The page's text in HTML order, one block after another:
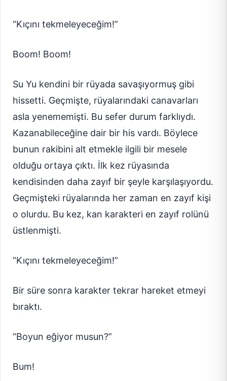
“Kıçını tekmeleyeceğim!”
Boom! Boom!
Su Yu kendini bir rüyada savaşıyormuş gibi
hissetti. Geçmişte, rüyalarındaki canavarları
asla yenememişti. Bu sefer durum farklıydı.
Kazanabileceğine dair bir his vardı. Böylece
bunun rakibini alt etmekle ilgili bir mesele
olduğu ortaya çıktı. İlk kez rüyasında
kendisinden daha zayıf bir şeyle karşılaşıyordu.
Geçmişteki rüyalarında her zaman en zayıf kişi
o olurdu. Bu kez, kan karakteri en zayıf rolünü
üstlenmişti.
“Kıçını tekmeleyeceğim!”
Bir süre sonra karakter tekrar hareket etmeyi
bıraktı.
“Boyun eğiyor musun?”
Bum!